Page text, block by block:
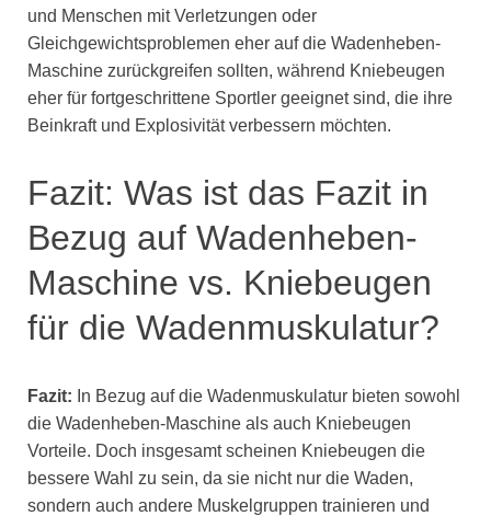
und Menschen mit Verletzungen oder
Gleichgewichtsproblemen eher auf die Wadenheben-
Maschine zurückgreifen sollten, während Kniebeugen
eher für fortgeschrittene Sportler geeignet sind, die ihre
Beinkraft und Explosivität verbessern möchten.
Fazit: Was ist das Fazit in
Bezug auf Wadenheben-
Maschine vs. Kniebeugen
für die Wadenmuskulatur?
Fazit: In Bezug auf die Wadenmuskulatur bieten sowohl
die Wadenheben-Maschine als auch Kniebeugen
Vorteile. Doch insgesamt scheinen Kniebeugen die
bessere Wahl zu sein, da sie nicht nur die Waden,
sondern auch andere Muskelgruppen trainieren und